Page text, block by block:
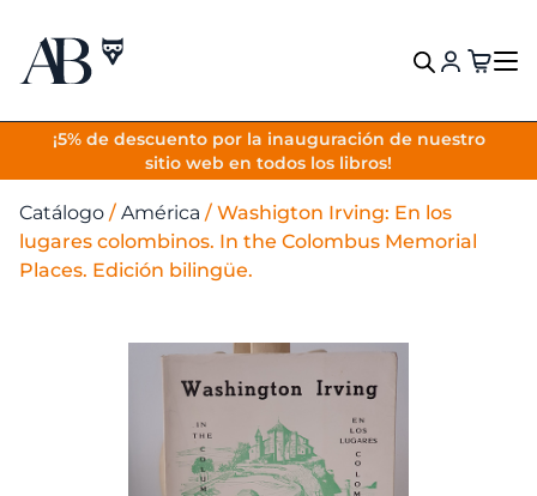
¡5% de descuento por la inauguración de nuestro
sitio web en todos los libros!
VOLVER
Catálogo / América / Washigton Irving: En los
lugares colombinos. In the Colombus Memorial
Places. Edición bilingüe.